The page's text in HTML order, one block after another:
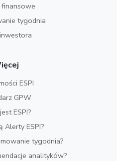
tygodnia
ESPI
GPW
ESPI?
Alerty ESPI?
tygodnia?
analityków?